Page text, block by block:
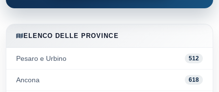
ELENCO DELLE PROVINCE
Pesaro e Urbino 512
Ancona 618